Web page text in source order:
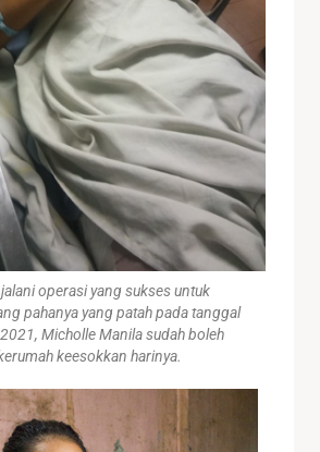
operasi yang sukses untuk
pahanya yang patah pada tanggal
Micholle Manila sudah boleh
keesokkan harinya.